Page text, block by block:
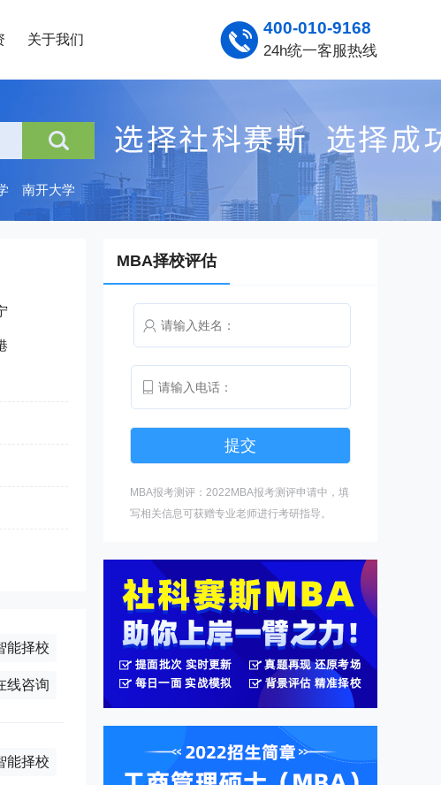
关于我们
400-010-9168
24h统一客服热线
南开大学
能择校
线咨询
能择校
MBA择校评估
MBA报考测评：2022MBA报考测评申请中，填
写相关信息可获赠专业老师进行考研指导。